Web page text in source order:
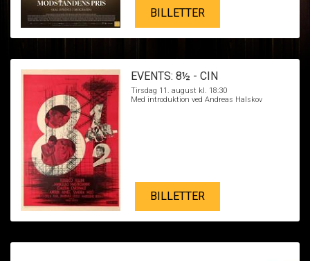
BILLETTER
EVENTS: 8½ - CIN
Tirsdag 11. august kl. 18:30
Med introduktion ved Andreas Halskov
BILLETTER